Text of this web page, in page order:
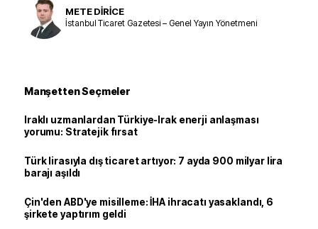
METE DİRİCE
İstanbul Ticaret Gazetesi – Genel Yayın Yönetmeni
Manşetten Seçmeler
Iraklı uzmanlardan Türkiye-Irak enerji anlaşması
yorumu: Stratejik fırsat
Türk lirasıyla dış ticaret artıyor: 7 ayda 900 milyar lira
barajı aşıldı
Çin'den ABD'ye misilleme: İHA ihracatı yasaklandı, 6
şirkete yaptırım geldi